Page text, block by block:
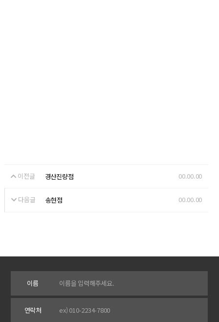
이전글 경산진량점 00.00.00
다음글 송현점 00.00.00
이름
연락처